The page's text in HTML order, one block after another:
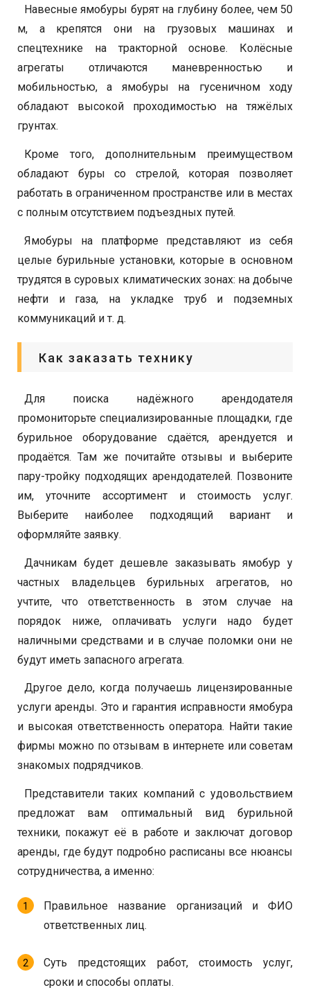
Навесные ямобуры бурят на глубину более, чем 50
м, а крепятся они на грузовых машинах и
спецтехнике на тракторной основе. Колёсные
агрегаты отличаются маневренностью и
мобильностью, а ямобуры на гусеничном ходу
обладают высокой проходимостью на тяжёлых
грунтах.
Кроме того, дополнительным преимуществом
обладают буры со стрелой, которая позволяет
работать в ограниченном пространстве или в местах
с полным отсутствием подъездных путей.
Ямобуры на платформе представляют из себя
целые бурильные установки, которые в основном
трудятся в суровых климатических зонах: на добыче
нефти и газа, на укладке труб и подземных
коммуникаций и т. д.
Как заказать технику
Для поиска надёжного арендодателя
промониторьте специализированные площадки, где
бурильное оборудование сдаётся, арендуется и
продаётся. Там же почитайте отзывы и выберите
пару-тройку подходящих арендодателей. Позвоните
им, уточните ассортимент и стоимость услуг.
Выберите наиболее подходящий вариант и
оформляйте заявку.
Дачникам будет дешевле заказывать ямобур у
частных владельцев бурильных агрегатов, но
учтите, что ответственность в этом случае на
порядок ниже, оплачивать услуги надо будет
наличными средствами и в случае поломки они не
будут иметь запасного агрегата.
Другое дело, когда получаешь лицензированные
услуги аренды. Это и гарантия исправности ямобура
и высокая ответственность оператора. Найти такие
фирмы можно по отзывам в интернете или советам
знакомых подрядчиков.
Представители таких компаний с удовольствием
предложат вам оптимальный вид бурильной
техники, покажут её в работе и заключат договор
аренды, где будут подробно расписаны все нюансы
сотрудничества, а именно:
Правильное название организаций и ФИО
ответственных лиц.
Суть предстоящих работ, стоимость услуг,
сроки и способы оплаты.